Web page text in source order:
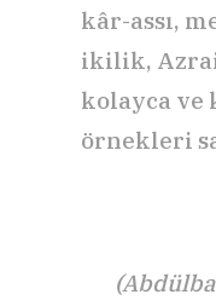
kâr-assı,
ikilik,
kolayca ve
örnekleri
(Abd